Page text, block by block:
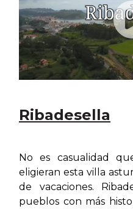
Ribadesella
No es casualidad
eligieran esta villa
de vacaciones.
pueblos con más